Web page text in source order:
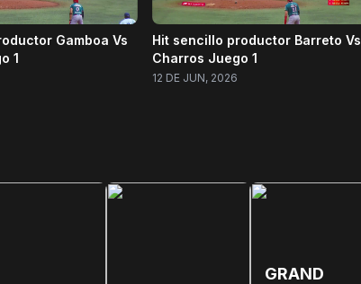
Gamboa Vs
1
Hit sencillo productor Barreto Vs
Charros Juego 1
12 DE JUN, 2026
GRAND